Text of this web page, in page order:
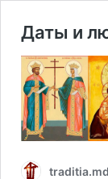
Даты и
traditia.md